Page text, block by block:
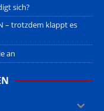
sich?
– trotzdem klappt es
an